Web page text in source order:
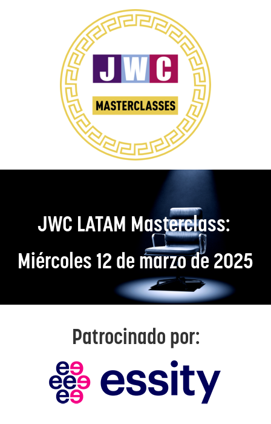
JWC LATAM Masterclass:
Miércoles 12 de marzo de 2025
Patrocinado por: